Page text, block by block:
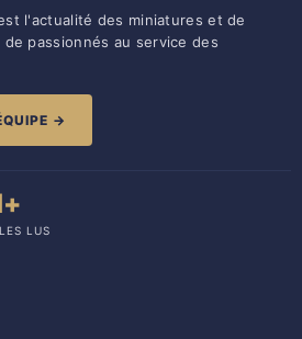
l'actualité des miniatures et de
passionnés au service des
→
LUS